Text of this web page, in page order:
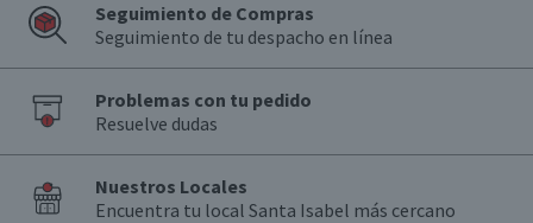
Seguimiento de Compras
Seguimiento de tu despacho en línea
Problemas con tu pedido
Resuelve dudas
Nuestros Locales
Encuentra tu local Santa Isabel más cercano